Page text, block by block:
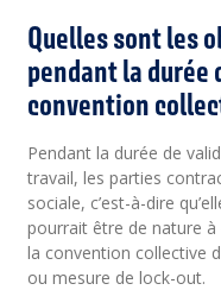
Quelles sont les
pendant la durée
convention
Pendant la durée de
travail, les parties
sociale, c’est-à-dire
pourrait être de nature
la convention collective
ou mesure de lock-out.